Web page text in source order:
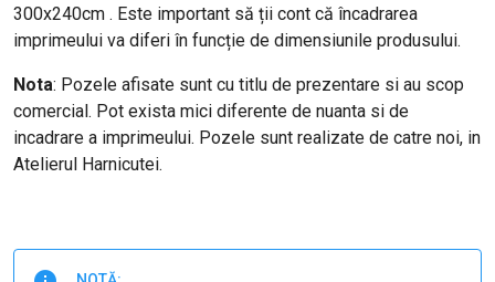
300x240cm . Este important să ții cont că încadrarea
imprimeului va diferi în funcție de dimensiunile produsului.
Nota: Pozele afisate sunt cu titlu de prezentare si au scop
comercial. Pot exista mici diferente de nuanta si de
incadrare a imprimeului. Pozele sunt realizate de catre noi, in
Atelierul Harnicutei.